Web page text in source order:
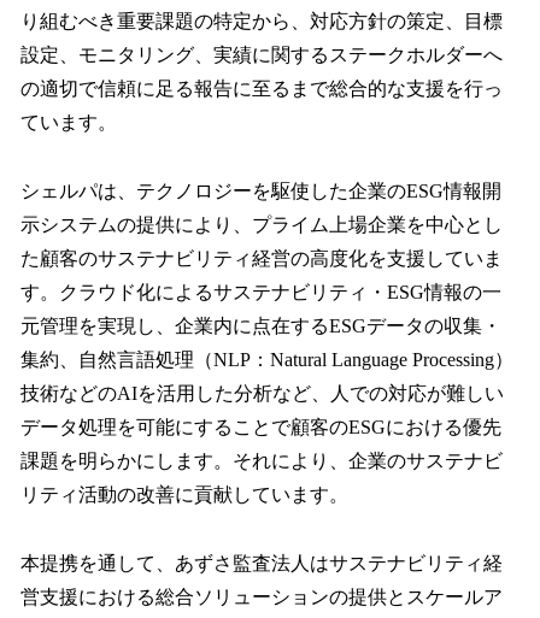
り組むべき重要課題の特定から、対応方針の策定、目標
設定、モニタリング、実績に関するステークホルダーへ
の適切で信頼に足る報告に至るまで総合的な支援を行っ
ています。
シェルパは、テクノロジーを駆使した企業のESG情報開
示システムの提供により、プライム上場企業を中心とし
た顧客のサステナビリティ経営の高度化を支援していま
す。クラウド化によるサステナビリティ・ESG情報の一
元管理を実現し、企業内に点在するESGデータの収集・
集約、自然言語処理（NLP：Natural Language Processing）
技術などのAIを活用した分析など、人での対応が難しい
データ処理を可能にすることで顧客のESGにおける優先
課題を明らかにします。それにより、企業のサステナビ
リティ活動の改善に貢献しています。
本提携を通して、あずさ監査法人はサステナビリティ経
営支援における総合ソリューションの提供とスケールア